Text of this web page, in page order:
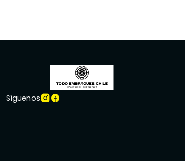
Síguenos